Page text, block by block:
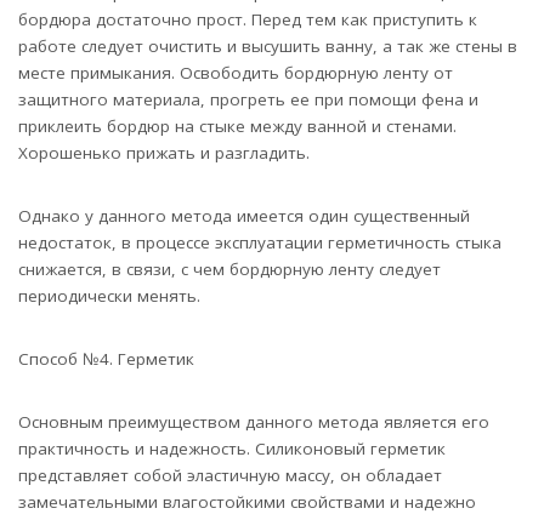
бордюра достаточно прост. Перед тем как приступить к
работе следует очистить и высушить ванну, а так же стены в
месте примыкания. Освободить бордюрную ленту от
защитного материала, прогреть ее при помощи фена и
приклеить бордюр на стыке между ванной и стенами.
Хорошенько прижать и разгладить.
Однако у данного метода имеется один существенный
недостаток, в процессе эксплуатации герметичность стыка
снижается, в связи, с чем бордюрную ленту следует
периодически менять.
Способ №4. Герметик
Основным преимуществом данного метода является его
практичность и надежность. Силиконовый герметик
представляет собой эластичную массу, он обладает
замечательными влагостойкими свойствами и надежно